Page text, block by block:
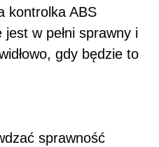
kontrolka ABS
w pełni sprawny i
gdy będzie to
sprawność